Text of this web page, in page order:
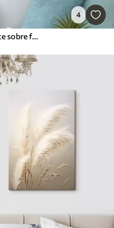
4
Manzana de cristal transparente sobre fondo claro